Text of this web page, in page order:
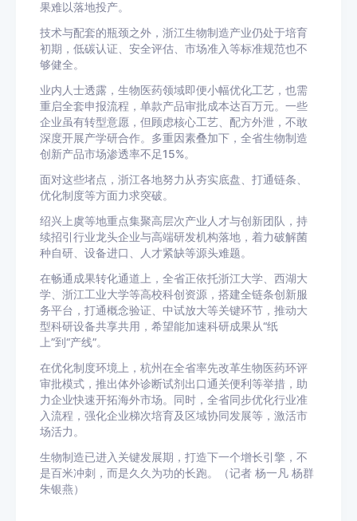
果难以落地投产。
技术与配套的瓶颈之外，浙江生物制造产业仍处于培育
初期，低碳认证、安全评估、市场准入等标准规范也不
够健全。
业内人士透露，生物医药领域即便小幅优化工艺，也需
重启全套申报流程，单款产品审批成本达百万元。一些
企业虽有转型意愿，但顾虑核心工艺、配方外泄，不敢
深度开展产学研合作。多重因素叠加下，全省生物制造
创新产品市场渗透率不足15%。
面对这些堵点，浙江各地努力从夯实底盘、打通链条、
优化制度等方面力求突破。
绍兴上虞等地重点集聚高层次产业人才与创新团队，持
续招引行业龙头企业与高端研发机构落地，着力破解菌
种自研、设备进口、人才紧缺等源头难题。
在畅通成果转化通道上，全省正依托浙江大学、西湖大
学、浙江工业大学等高校科创资源，搭建全链条创新服
务平台，打通概念验证、中试放大等关键环节，推动大
型科研设备共享共用，希望能加速科研成果从“纸
上”到“产线”。
在优化制度环境上，杭州在全省率先改革生物医药环评
审批模式，推出体外诊断试剂出口通关便利等举措，助
力企业快速开拓海外市场。同时，全省同步优化行业准
入流程，强化企业梯次培育及区域协同发展等，激活市
场活力。
生物制造已进入关键发展期，打造下一个增长引擎，不
是百米冲刺，而是久久为功的长跑。（记者 杨一凡 杨群
朱银燕）